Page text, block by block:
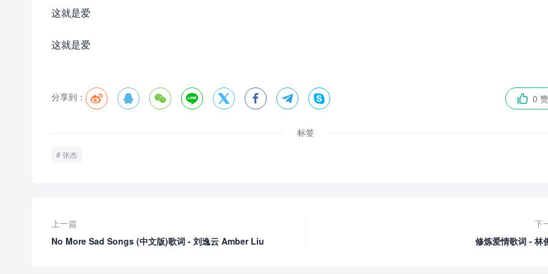
这就是爱
这就是爱
分享到：          0 赞
标签
张杰
上一篇
No More Sad Songs (中文版)歌词 - 刘逸云 Amber Liu
下
修炼爱情歌词 - 林